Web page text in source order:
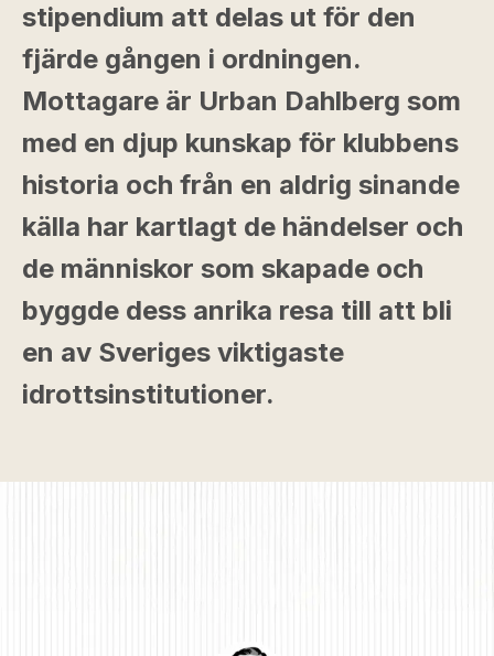
stipendium att delas ut för den
fjärde gången i ordningen.
Mottagare är Urban Dahlberg som
med en djup kunskap för klubbens
historia och från en aldrig sinande
källa har kartlagt de händelser och
de människor som skapade och
byggde dess anrika resa till att bli
en av Sveriges viktigaste
idrottsinstitutioner.